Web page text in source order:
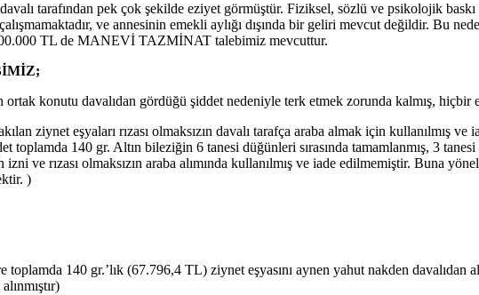
tarafından pek çok şekilde eziyet görmüştür. Fiziksel, sözlü ve psikolojik
ve annesinin emekli aylığı dışında bir geliri mevcut değildir. Bu
TL de MANEVİ TAZMİNAT talebimiz mevcuttur.
konutu davalıdan gördüğü şiddet nedeniyle terk etmek zorunda kalmış, hiçbir
ziynet eşyaları rızası olmaksızın davalı tarafça araba almak için kullanılmış
toplamda 140 gr. Altın bileziğin 6 tanesi düğünleri sırasında tamamlanmış, 3
ve rızası olmaksızın araba alımında kullanılmış ve iade edilmemiştir. Buna
)
toplamda 140 gr.’lık (67.796,4 TL) ziynet eşyasını aynen yahut nakden